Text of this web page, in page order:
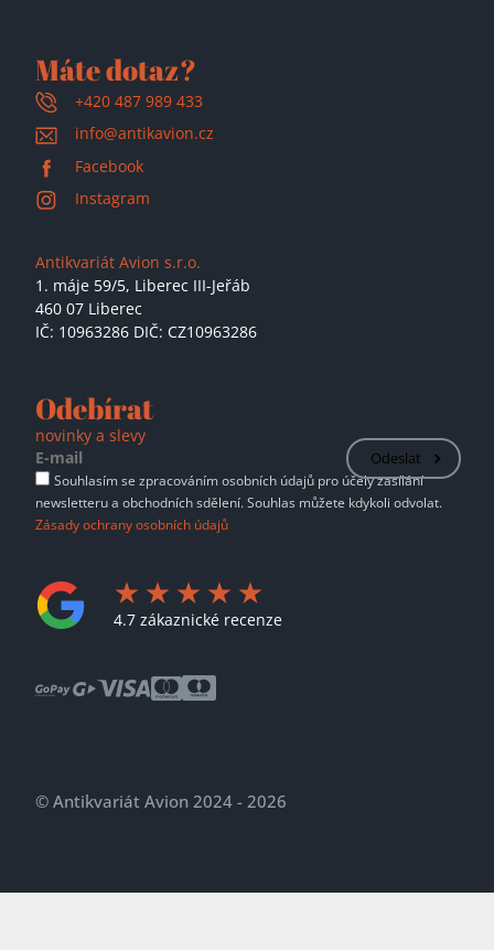
Máte dotaz?
+420 487 989 433
info@antikavion.cz
Facebook
Instagram
Antikvariát Avion s.r.o.
1. máje 59/5, Liberec III-Jeřáb
460 07 Liberec
IČ: 10963286 DIČ: CZ10963286
Odebírat
novinky a slevy
Odeslat
Souhlasím se zpracováním osobních údajů pro účely zasílání
newsletteru a obchodních sdělení. Souhlas můžete kdykoli odvolat.
Zásady ochrany osobních údajů
4.7 zákaznické recenze
© Antikvariát Avion 2024 - 2026